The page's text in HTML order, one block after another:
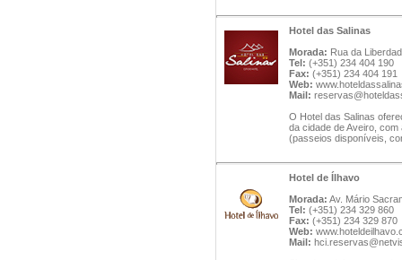
Hotel das Salinas
Morada: Rua da
Tel: (+351) 234 404 190
Fax: (+351) 234 404 191
Web:
Mail:
O Hotel das Salinas
da cidade de Aveiro,
(passeios disponíveis,
Hotel de Ílhavo
Morada: Av. Mário
Tel: (+351) 234 329 860
Fax: (+351) 234 329 870
Web:
Mail: